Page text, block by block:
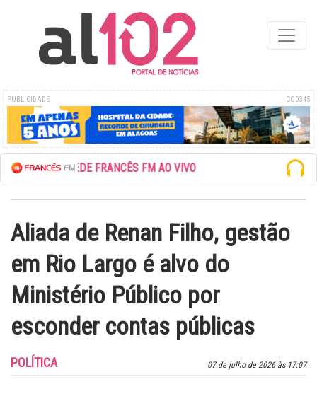
PUBLICIDADE COD345
A REDE FRANCÊS FM AO VIVO
Aliada de Renan Filho, gestão
em Rio Largo é alvo do
Ministério Público por
esconder contas públicas
07 de julho de 2026 às 17:07
POLÍTICA